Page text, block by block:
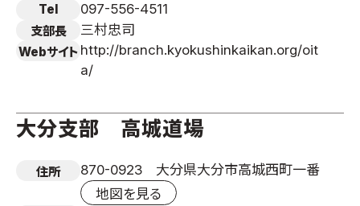
Tel 097-556-4511
支部長 三村忠司
Webサイト http://branch.kyokushinkaikan.org/oit
a/
大分支部 高城道場
住所
870-0923 大分県大分市高城西町一番
地図を見る